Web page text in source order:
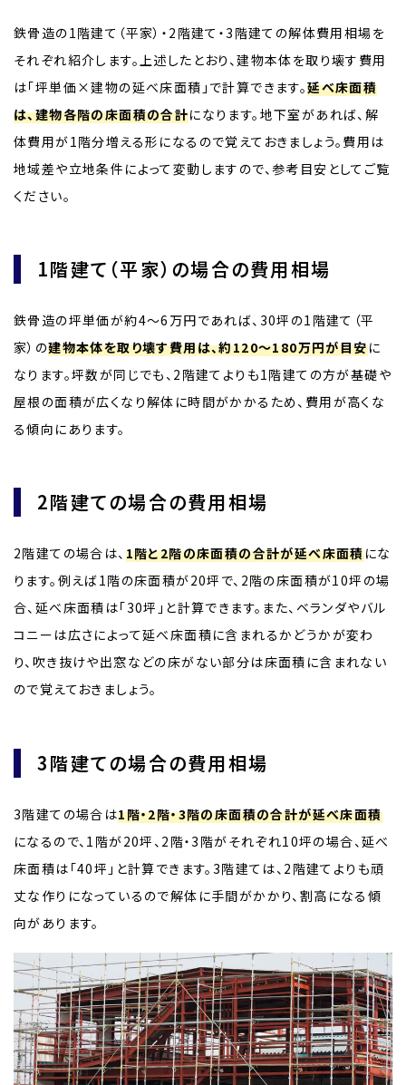
鉄骨造の1階建て（平家）・2階建て・3階建ての解体費用相場を
それぞれ紹介します。上述したとおり、建物本体を取り壊す費用
は「坪単価×建物の延べ床面積」で計算できます。延べ床面積
は、建物各階の床面積の合計になります。地下室があれば、解
体費用が1階分増える形になるので覚えておきましょう。費用は
地域差や立地条件によって変動しますので、参考目安としてご覧
ください。
1階建て（平家）の場合の費用相場
鉄骨造の坪単価が約4～6万円であれば、30坪の1階建て（平
家）の建物本体を取り壊す費用は、約120〜180万円が目安に
なります。坪数が同じでも、2階建てよりも1階建ての方が基礎や
屋根の面積が広くなり解体に時間がかかるため、費用が高くな
る傾向にあります。
2階建ての場合の費用相場
2階建ての場合は、 1階と2階の床面積の合計が延べ床面積にな
ります。例えば1階の床面積が20坪で、2階の床面積が10坪の場
合、延べ床面積は「30坪」と計算できます。また、ベランダやバル
コニーは広さによって延べ床面積に含まれるかどうかが変わ
り、吹き抜けや出窓などの床がない部分は床面積に含まれない
ので覚えておきましょう。
3階建ての場合の費用相場
3階建ての場合は1階・2階・3階の床面積の合計が延べ床面積
になるので、1階が20坪、2階・3階がそれぞれ10坪の場合、延べ
床面積は「40坪」と計算できます。3階建ては、2階建てよりも頑
丈な作りになっているので解体に手間がかかり、割高になる傾
向があります。